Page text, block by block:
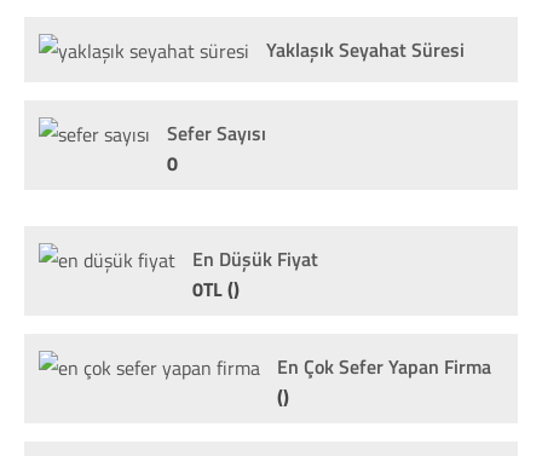
Yaklaşık Seyahat Süresi
Sefer Sayısı
0
En Düşük Fiyat
0TL ()
En Çok Sefer Yapan Firma
()